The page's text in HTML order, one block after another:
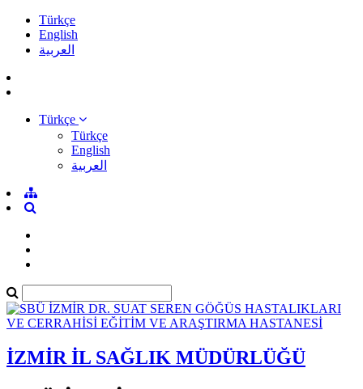
Türkçe
English
العربية
Türkçe
Türkçe
English
العربية
İZMİR İL SAĞLIK MÜDÜRLÜĞÜ